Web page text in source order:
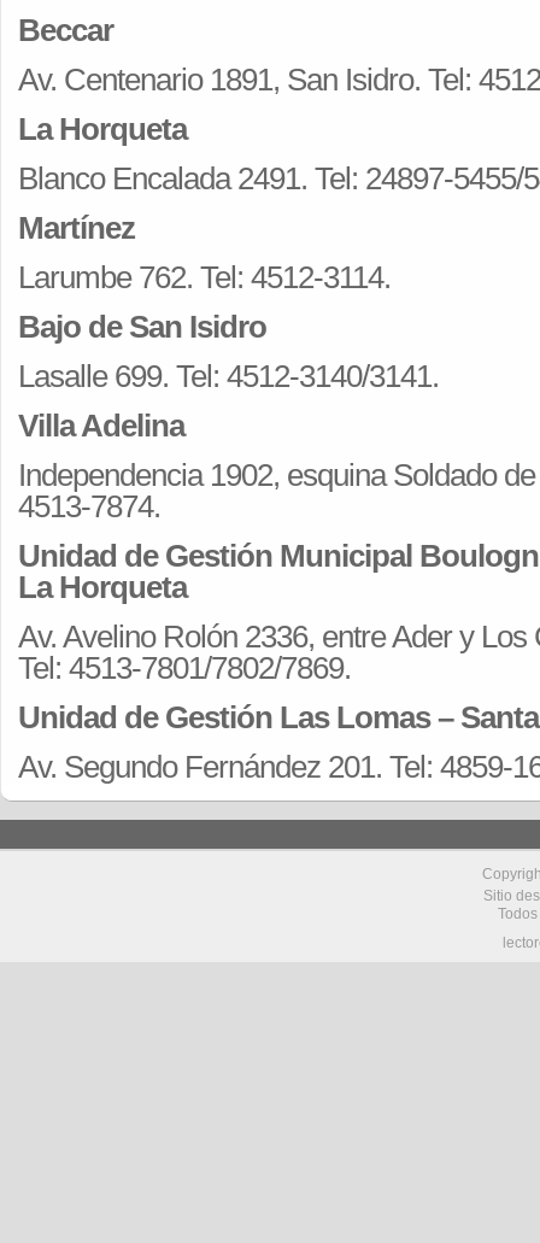
Beccar
Av. Centenario 1891, San Isidro. Tel:
La Horqueta
Blanco Encalada 2491. Tel: 24897-5455/
Martínez
Larumbe 762. Tel: 4512-3114.
Bajo de San Isidro
Lasalle 699. Tel: 4512-3140/3141.
Villa Adelina
Independencia 1902, esquina Soldado
4513-7874.
Unidad de Gestión Municipal
La Horqueta
Av. Avelino Rolón 2336, entre Ader y
Tel: 4513-7801/7802/7869.
Unidad de Gestión Las Lomas –
Av. Segundo Fernández 201. Tel: 4859-
Sitio